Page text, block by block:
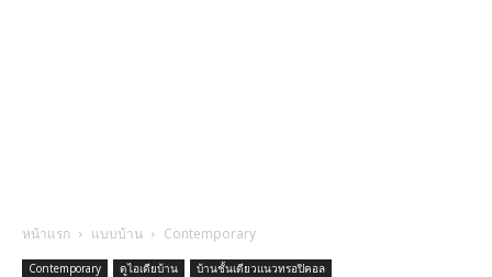
หน้าแรก แบบบ้าน Contemporary
Contemporary ดูไอเดียบ้าน
บ้านชั้นเดียวแนวทรอปิคอล